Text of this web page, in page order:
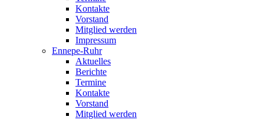
Kontakte
Vorstand
Mitglied werden
Impressum
Ennepe-Ruhr
Aktuelles
Berichte
Termine
Kontakte
Vorstand
Mitglied werden